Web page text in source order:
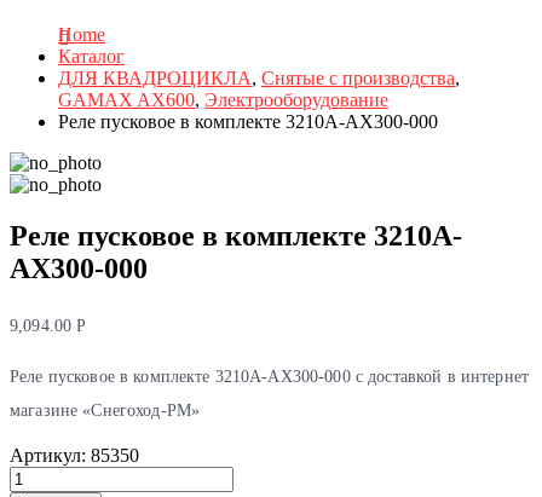
Home
Каталог
ДЛЯ КВАДРОЦИКЛА, Снятые с производства,
GAMAX AX600, Электрооборудование
Реле пусковое в комплекте 3210A-AX300-000
Реле пусковое в комплекте 3210A-
AX300-000
9,094.00Р
Реле пусковое в комплекте 3210A-AX300-000 с доставкой в интернет
магазине «Снегоход-РМ»
Артикул: 85350